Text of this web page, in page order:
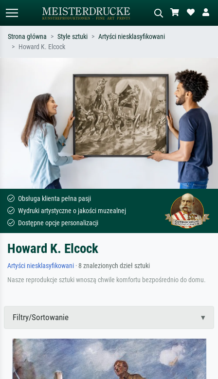
Monet, Gwiaździsta noc,
impresjonizm, fala Hokusaia, akt.
Opisz scenę – np. zielona łąka,
abstrakcja z czerwienią, ciemny olej,
stojący akt obok drzewa.
Strona główna Style sztuki
Artyści niesklasyfikowani
Howard K. Elcock
Obsługa klienta pełna pasji
Wydruki artystyczne o jakości muzealnej
Dostępne opcje personalizacji
Howard K. Elcock
Artyści niesklasyfikowani · 8 znalezionych dzieł sztuki
Nasze reprodukcje sztuki wnoszą chwile komfortu bezpośrednio do domu.
Filtry/Sortowanie